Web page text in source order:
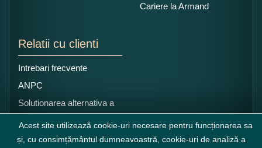
Cariere la Armand
Relatii cu clienti
Intrebari frecvente
ANPC
Solutionarea alternativa a
litigiilor
Acest site utilizează cookie-uri necesare pentru funcționarea sa
și, cu consimțământul dumneavoastră, cookie-uri de analiză a